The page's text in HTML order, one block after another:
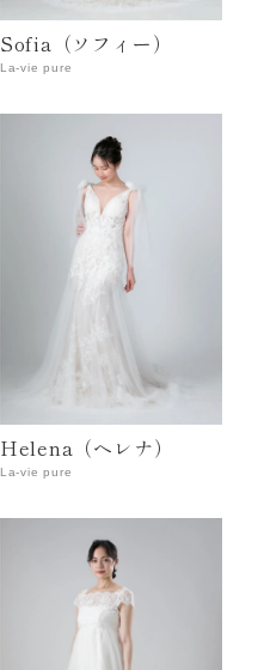
Sofia（ソフィー）
La-vie pure
Helena（ヘレナ）
La-vie pure